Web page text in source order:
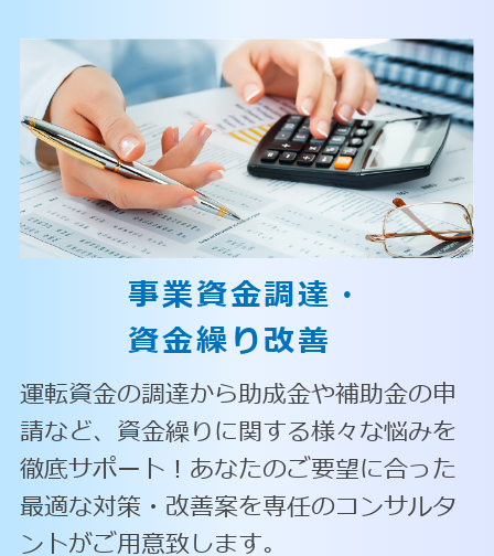
事業資金調達・
資金繰り改善
運転資金の調達から助成金や補助金の申
請など、資金繰りに関する様々な悩みを
徹底サポート！あなたのご要望に合った
最適な対策・改善案を専任のコンサルタ
ントがご用意致します。